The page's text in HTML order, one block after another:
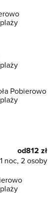
Pobierowo
od812 zł
noc, 2 osoby